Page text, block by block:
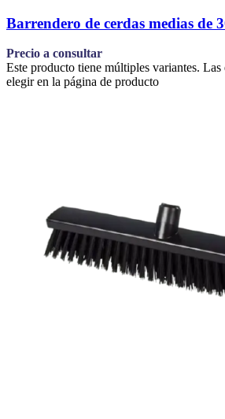
Barrendero de cerdas medias de
Precio a consultar
Este producto tiene múltiples variantes. Las
elegir en la página de producto